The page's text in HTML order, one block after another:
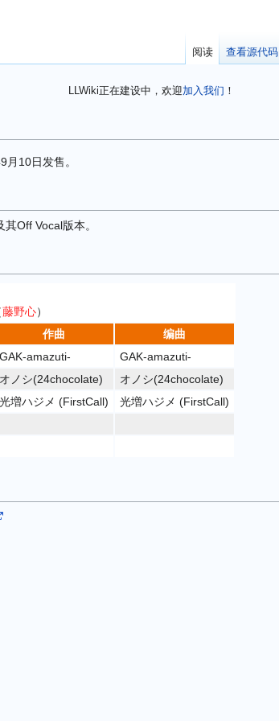
LLWiki正在建设中，欢迎加入我们 ！
10日发售。
Off Vocal版本。
藤野心）
作曲
编曲
GAK-amazuti-
GAK-amazuti-
オノシ(24chocolate)
オノシ(24chocolate)
光増ハジメ (FirstCall)
光増ハジメ (FirstCall)
阅读 查看源代码